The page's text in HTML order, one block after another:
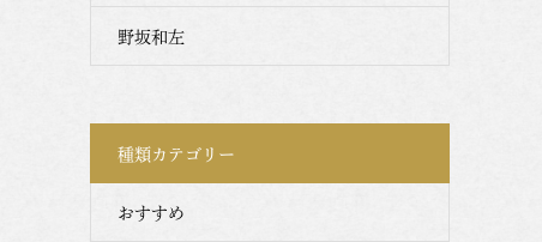
野坂和左
種類カテゴリー
おすすめ